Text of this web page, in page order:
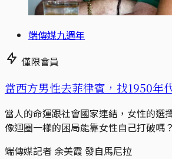
端傳媒九週年
僅限會員
當西方男性去菲律賓，找1950年
當人的命運跟社會國家連結，女性的選
像迴圈一樣的困局能靠女性自己打破嗎？
端傳媒記者 余美霞 發自馬尼拉